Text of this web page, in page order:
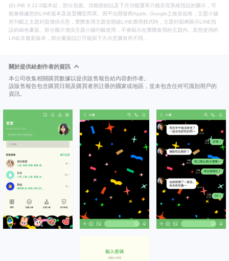
自LINE 9.12.0版本起，部分頁面、功能按鈕以及下方功能選單只能呈現系統預設的圖示，可
能會根據您的LINE版本及裝置機型而異。因平台開發商Apple, Google之政策規格，主題小舖
所刊載之主題封面僅供示意，實際套用主題並開啟LINE應用程式時，主題封面將顯示LINE預
設的綠色畫面。部分圖片僅供主題小舖刊載使用，不會顯示在實際套用的主題內。若您使用的
LINE非最新版本，部分畫面設計可能與下方示意圖有所不同。
關於提供給創作者的資訊
本公司收集相關購買數據以提供販售報告給內容創作者。
該販售報告包含購買日期及購買者所註冊的國家或地區，並未包含任何可識別用戶的
資訊。